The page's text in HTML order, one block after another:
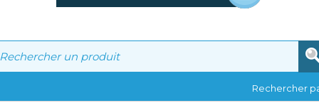
Rechercher